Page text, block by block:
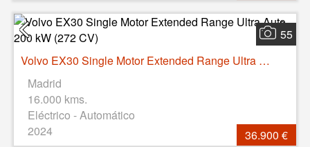
55
Volvo EX30 Single Motor Extended Range Ultra Auto 200 kW (272 CV)
Madrid
16.000 kms.
Eléctrico - Automático
2024
36.900 €